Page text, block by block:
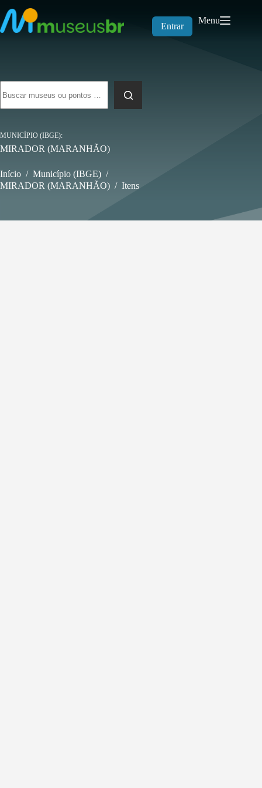
para
o
conteúdo
Entrar
Menu
resultados
MUNICÍPIO (IBGE)
MIRADOR (MARANHÃO)
Início / Município (IBGE) /
MIRADOR (MARANHÃO) / Itens